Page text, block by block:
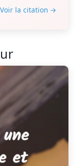
Voir la citation →